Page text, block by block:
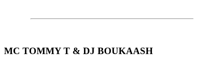
MC TOMMY T & DJ BOUKAASH